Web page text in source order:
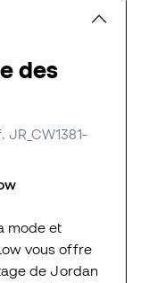
des
JR_CW1381-
mode et
vous offre
de Jordan